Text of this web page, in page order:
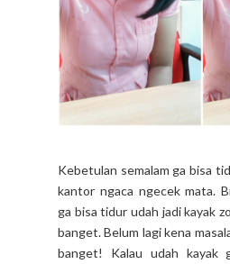
Kebetulan semalam ga bisa
kantor ngaca ngecek mata.
ga bisa tidur udah jadi kayak
banget. Belum lagi kena
banget! Kalau udah kayak